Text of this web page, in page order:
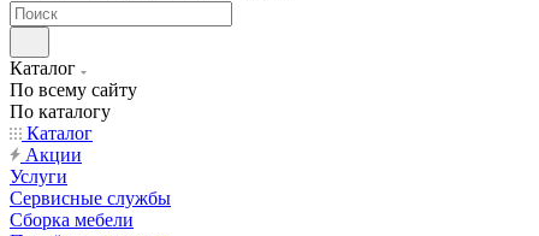
Каталог
По всему сайту
По каталогу
Каталог
Акции
Услуги
Сервисные службы
Сборка мебели